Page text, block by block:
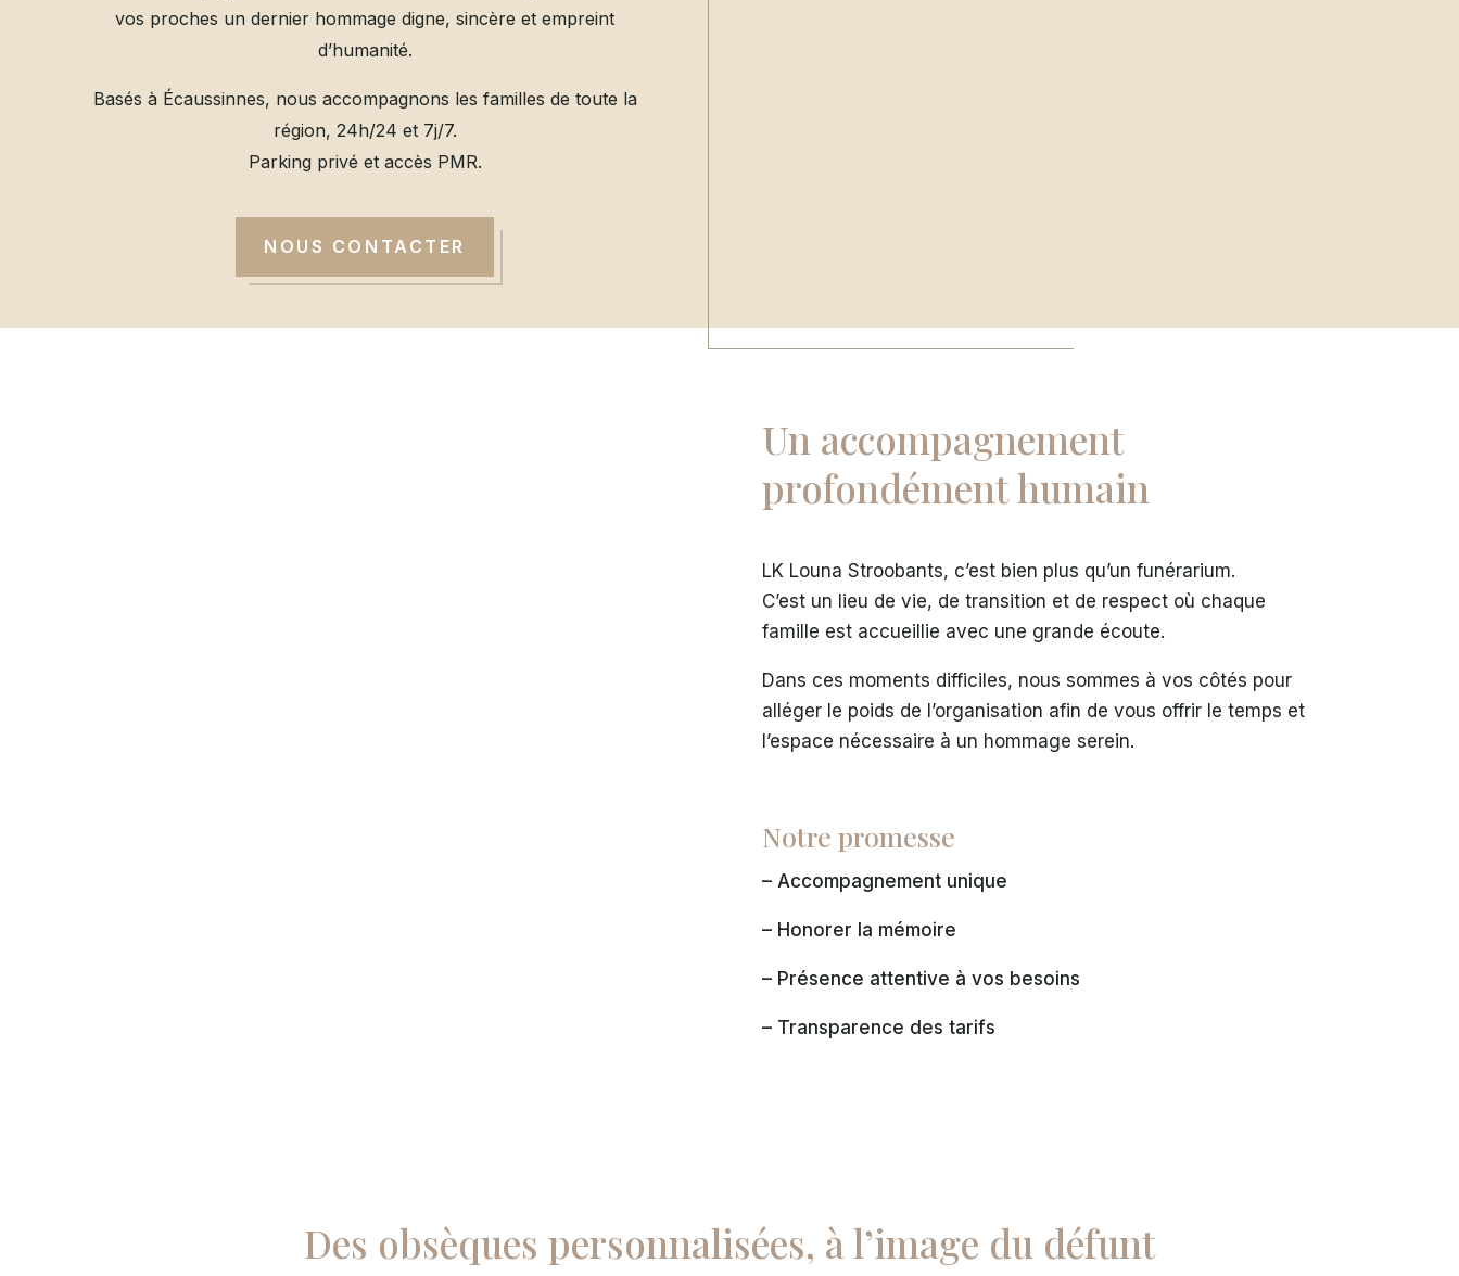
vos proches un dernier hommage digne, sincère et empreint
d’humanité.
Basés à Écaussinnes, nous accompagnons les familles de toute la
région, 24h/24 et 7j/7.
Parking privé et accès PMR.
NOUS CONTACTER
Un accompagnement
profondément humain
LK Louna Stroobants, c’est bien plus qu’un funérarium.
C’est un lieu de vie, de transition et de respect où chaque
famille est accueillie avec une grande écoute.
Dans ces moments difficiles, nous sommes à vos côtés pour
alléger le poids de l’organisation afin de vous offrir le temps et
l’espace nécessaire à un hommage serein.
Notre promesse
– Accompagnement unique
– Honorer la mémoire
– Présence attentive à vos besoins
– Transparence des tarifs
Des obsèques personnalisées, à l’image du défunt